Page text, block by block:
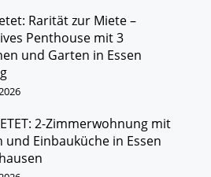
Rarität zur Miete –
Penthouse mit 3
und Garten in Essen
2-Zimmerwohnung mit
und Einbauküche in Essen